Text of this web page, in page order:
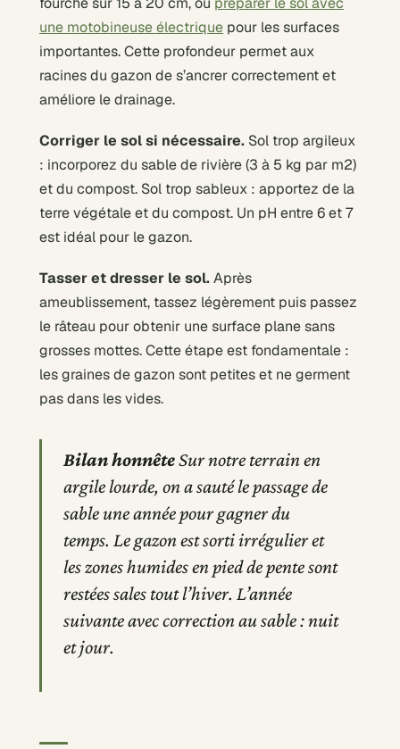
une motobineuse électrique pour les surfaces
importantes. Cette profondeur permet aux
racines du gazon de s’ancrer correctement et
améliore le drainage.
Corriger le sol si nécessaire. Sol trop argileux
: incorporez du sable de rivière (3 à 5 kg par m2)
et du compost. Sol trop sableux : apportez de la
terre végétale et du compost. Un pH entre 6 et 7
est idéal pour le gazon.
Tasser et dresser le sol.Après
ameublissement, tassez légèrement puis passez
le râteau pour obtenir une surface plane sans
grosses mottes. Cette étape est fondamentale :
les graines de gazon sont petites et ne germent
pas dans les vides.
Bilan honnêteSur notre terrain en
argile lourde, on a sauté le passage de
sable une année pour gagner du
temps. Le gazon est sorti irrégulier et
les zones humides en pied de pente sont
restées sales tout l’hiver. L’année
suivante avec correction au sable : nuit
et jour.